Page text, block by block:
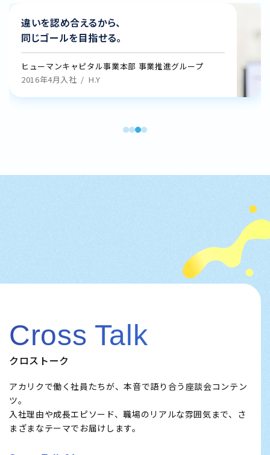
違いを認め合えるから、
同じゴールを目指せる。
ヒューマンキャピタル事業本部 事業推進グループ
2016年4月入社
H.Y
Cross Talk
クロストーク
アカリクで働く社員たちが、本音で語り合う座談会コンテン
ツ。
入社理由や成長エピソード、職場のリアルな雰囲気まで、さ
まざまなテーマでお届けします。